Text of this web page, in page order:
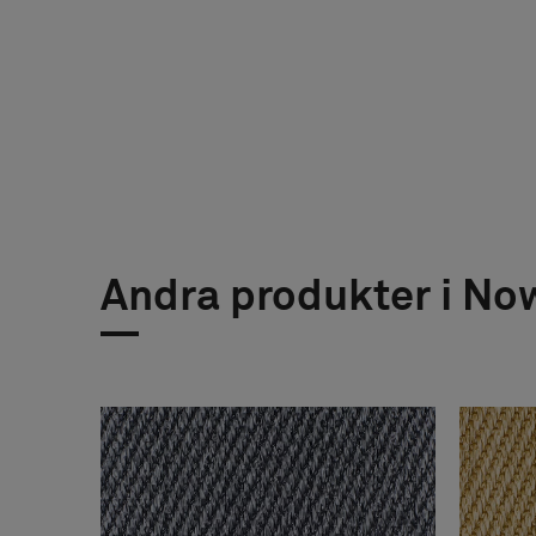
Andra produkter i